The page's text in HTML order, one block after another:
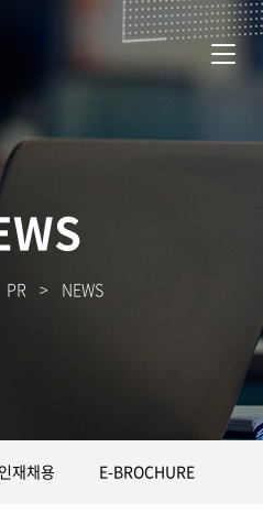
PR > NEWS
인재채용 E-BROCHURE